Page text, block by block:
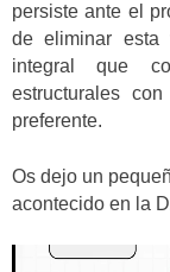
persiste ante el
de eliminar esta
integral que
estructurales
preferente.
Os dejo un
acontecido en la
Reproductor